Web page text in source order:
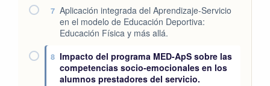
7 Aplicación integrada del Aprendizaje-Servicio
en el modelo de Educación Deportiva:
Educación Física y más allá.
8 Impacto del programa MED-ApS sobre las
competencias socio-emocionales en los
alumnos prestadores del servicio.